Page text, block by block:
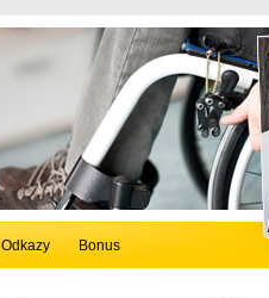
Odkazy Bonus